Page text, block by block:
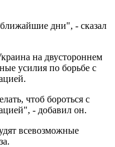
дни", - сказал
на двустороннем
усилия по борьбе с
чтоб бороться с
- добавил он.
всевозможные